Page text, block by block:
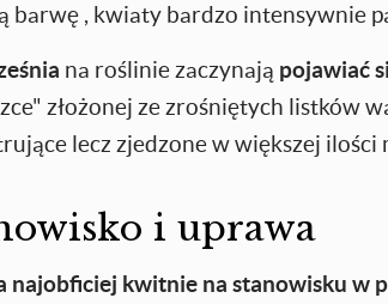
barwę , kwiaty bardzo intensywnie
na roślinie zaczynają pojawiać
złożonej ze zrośniętych listków
lecz zjedzone w większej
i uprawa
najobficiej kwitnie na stanowisku w